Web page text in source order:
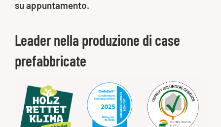
su appuntamento.
Leader nella produzione di case
prefabbricate